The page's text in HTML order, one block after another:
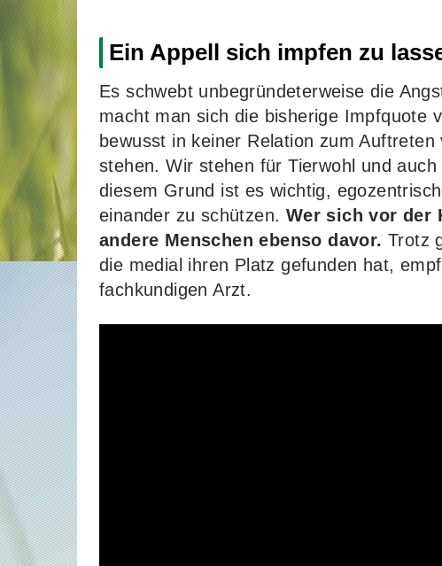
Ein Appell sich impfen zu
Es schwebt unbegründeterweise die
macht man sich die bisherige Impfquote
bewusst in keiner Relation zum
stehen. Wir stehen für Tierwohl und
diesem Grund ist es wichtig,
einander zu schützen. Wer sich vor der
andere Menschen ebenso davor. Trotz
die medial ihren Platz gefunden hat,
fachkundigen Arzt.